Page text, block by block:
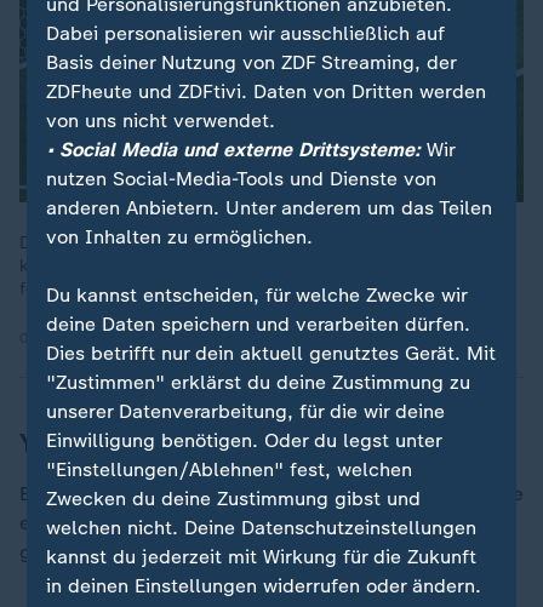
Die deutsche Fußball-Nationalmannschaft erspielt sich im
kleinen Finale gegen Frankreich Chancen, aber die Effizienz
fehlt. Frankreich indes schlägt eiskalt zu und gewinnt 2:0.
Yamal nicht in Gala-Form
Barça-Star Yamal dagegen konnte seine Gala-Form, die
er im epischen Halbfinale gegen Frankreich (5:4)
gezeigt hatte, nicht wiederholen.
Dabei personalisieren wir ausschließlich auf
Basis deiner Nutzung von ZDF Streaming, der
ZDFheute und ZDFtivi. Daten von Dritten werden
von uns nicht verwendet.
• Social Media und externe Drittsysteme:Wir
nutzen Social-Media-Tools und Dienste von
anderen Anbietern. Unter anderem um das Teilen
von Inhalten zu ermöglichen.
Du kannst entscheiden, für welche Zwecke wir
deine Daten speichern und verarbeiten dürfen.
Dies betrifft nur dein aktuell genutztes Gerät. Mit
"Zustimmen" erklärst du deine Zustimmung zu
unserer Datenverarbeitung, für die wir deine
Einwilligung benötigen. Oder du legst unter
"Einstellungen/Ablehnen" fest, welchen
Zwecken du deine Zustimmung gibst und
welchen nicht. Deine Datenschutzeinstellungen
kannst du jederzeit mit Wirkung für die Zukunft
in deinen Einstellungen widerrufen oder ändern.